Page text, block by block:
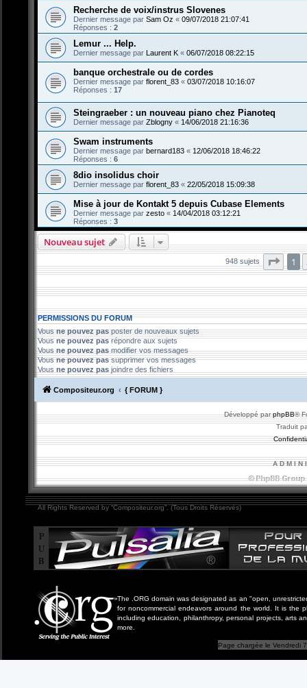
Recherche de voix/instrus Slovenes
Dernier message par Sam Oz « 09/07/2018 21:07:41
Réponses : 2
Lemur ... Help.
Dernier message par Laurent K « 06/07/2018 08:22:15
banque orchestrale ou de cordes
Dernier message par florent_83 « 03/07/2018 10:16:07
Réponses : 17
Steingraeber : un nouveau piano chez Pianoteq
Dernier message par Zblogny « 14/06/2018 21:16:36
Swam instruments
Dernier message par bernard183 « 12/06/2018 18:46:22
Réponses : 6
8dio insolidus choir
Dernier message par florent_83 « 22/05/2018 15:09:38
Mise à jour de Kontakt 5 depuis Cubase Elements
Dernier message par zesto « 14/04/2018 03:12:21
Réponses : 3
Nouveau sujet
948 sujets Page
1
PERMISSIONS DU FORUM
Vousne pouvez pasposter de nouveaux sujets
Vousne pouvez pasrépondre aux sujets
Vousne pouvez pasmodifier vos messages
Vousne pouvez passupprimer vos messages
Vous ne pouvez pas joindre des fichiers
Compositeur.org { FORUM }
Développé parphpBB®
Traduit
A D M I N
All Rights Reserved by “Compositeur.org”. (Tous Droits Réservés)
P
U
B
The .ORG domain was designated as an "open,
for noncommercial endeavors around the world. It is the
including education, philanthropy, personal projects, arts
more.
Page chargée le Vendredi